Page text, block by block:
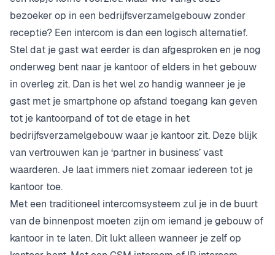
bezoeker op in een bedrijfsverzamelgebouw zonder
receptie? Een intercom is dan een logisch alternatief.
Stel dat je gast wat eerder is dan afgesproken en je nog
onderweg bent naar je kantoor of elders in het gebouw
in overleg zit. Dan is het wel zo handig wanneer je je
gast met je smartphone op afstand toegang kan geven
tot je kantoorpand of tot de etage in het
bedrijfsverzamelgebouw waar je kantoor zit. Deze blijk
van vertrouwen kan je ‘partner in business’ vast
waarderen. Je laat immers niet zomaar iedereen tot je
kantoor toe.
Met een traditioneel intercomsysteem zul je in de buurt
van de binnenpost moeten zijn om iemand je gebouw of
kantoor in te laten. Dit lukt alleen wanneer je zelf op